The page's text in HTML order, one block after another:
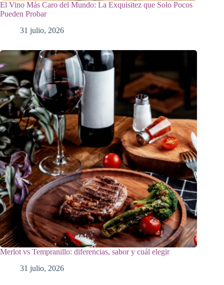
El Vino Más Caro del Mundo: La Exquisitez que Solo Pocos
Pueden Probar
31 julio, 2026
Merlot vs Tempranillo: diferencias, sabor y cuál elegir
31 julio, 2026